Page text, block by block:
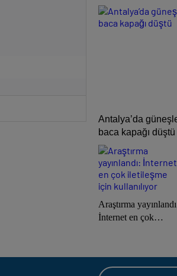
Antalya’da
baca kapağı düştü
Araştırma
İnternet en çok